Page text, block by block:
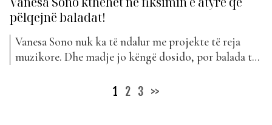
pëlqejnë baladat!
Vanesa Sono nuk ka të ndalur me projekte të reja
muzikore. Dhe madje jo këngë dosido, por balada të
bërë një pionere e këtyre këngëve. Baladat janë
1 2 3 >>